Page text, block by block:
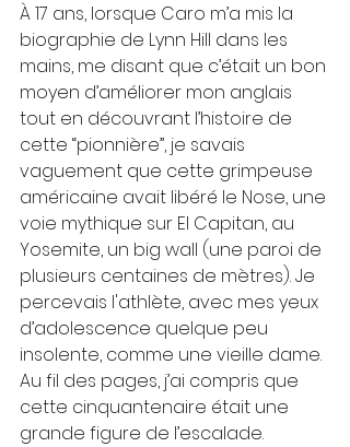
À 17 ans, lorsque Caro m’a mis la
biographie de Lynn Hill dans les
mains, me disant que c’était un bon
moyen d’améliorer mon anglais
tout en découvrant l’histoire de
cette “pionnière”, je savais
vaguement que cette grimpeuse
américaine avait libéré le Nose, une
voie mythique sur El Capitan, au
Yosemite, un big wall (une paroi de
plusieurs centaines de mètres). Je
percevais l'athlète, avec mes yeux
d’adolescence quelque peu
insolente, comme une vieille dame.
Au fil des pages, j’ai compris que
cette cinquantenaire était une
grande figure de l’escalade.